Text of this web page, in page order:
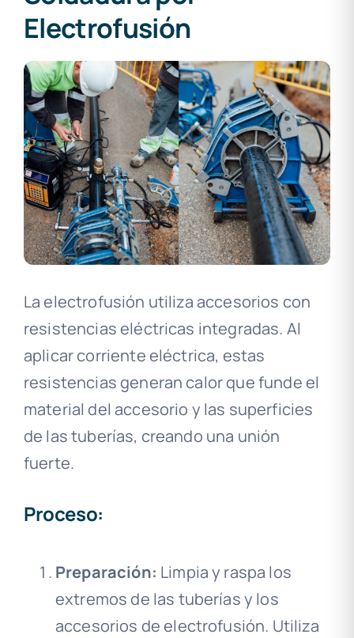
Electrofusión
La electrofusión utiliza accesorios con
resistencias eléctricas integradas. Al
aplicar corriente eléctrica, estas
resistencias generan calor que funde el
material del accesorio y las superficies
de las tuberías, creando una unión
fuerte.
Proceso:
Preparación: Limpia y raspa los
extremos de las tuberías y los
accesorios de electrofusión. Utiliza